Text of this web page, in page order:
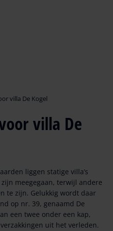
villa De Kogel
villa De
liggen statige villa’s
meegegaan, terwijl andere
te zijn. Gelukkig wordt daar
op nr. 39, genaamd De
een twee onder een kap,
uit het verleden.